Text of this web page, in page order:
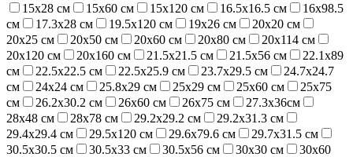
15х28 см
15х60 см 15х120 см 16.5х16.5 см
16х98.5
см
17.3х28 см 19.5х120 см 19х26 см
20х20 см
20х25 см
20х50 см 20х60 см 20х80 см
20х114 см
20х120 см
20х160 см 21.5х21.5 см 21.5х56 см
22.1х89
см
22.5х22.5 см 22.5х25.9 см 23.7х29.5 см
24.7х24.7
см
24х24 см 25.8х29 см 25х29 см 25х60 см
25х75
см
26.2х30.2 см 26х60 см 26х75 см
27.3х36см
28х48 см
28х78 см 29.2х29.2 см
29.2х31.3 см
29.4х29.4 см
29.5х120 см 29.6х79.6 см
29.7х31.5 см
30.5х30.5 см
30.5х33 см 30.5х56 см 30х30 см
30х60